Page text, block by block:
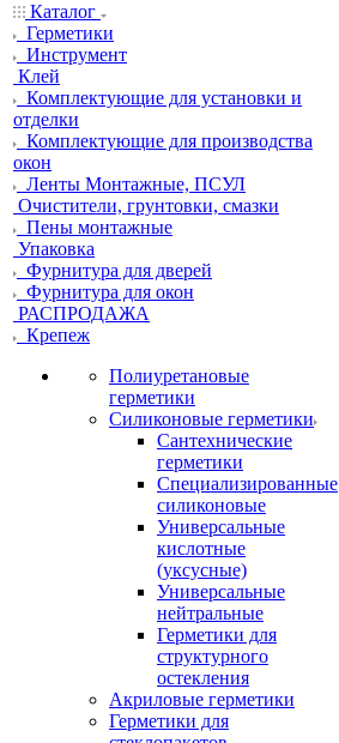
Каталог
Герметики
Инструмент
Клей
Комплектующие для установки и
отделки
Комплектующие для производства
окон
Ленты Монтажные, ПСУЛ
Очистители, грунтовки, смазки
Пены монтажные
Упаковка
Фурнитура для дверей
Фурнитура для окон
РАСПРОДАЖА
Крепеж
Полиуретановые
герметики
Силиконовые герметики
Сантехнические
герметики
Специализированные
силиконовые
Универсальные
кислотные
(уксусные)
Универсальные
нейтральные
Герметики для
структурного
остекления
Акриловые герметики
Герметики для